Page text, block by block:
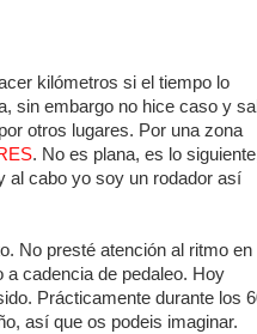
kilómetros si el tiempo lo
sin embargo no hice caso y
otros lugares. Por una zona
. No es plana, es lo
al cabo yo soy un rodador así
No presté atención al ritmo en
a cadencia de pedaleo. Hoy
Prácticamente durante los
así que os podeis imaginar.